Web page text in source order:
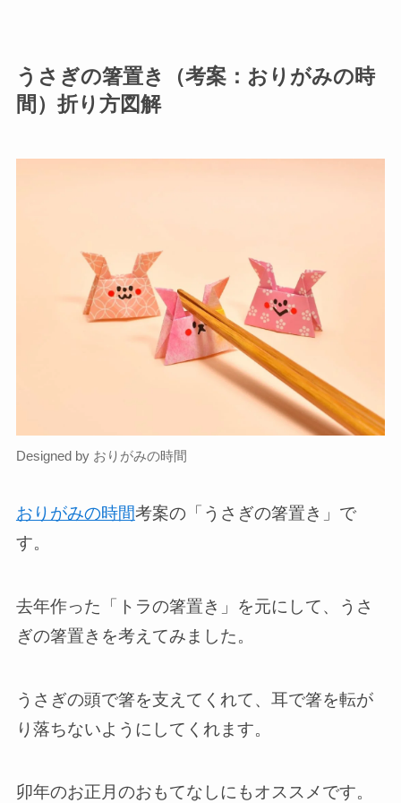
うさぎの箸置き（考案：おりがみの時
間）折り方図解
Designed by おりがみの時間
おりがみの時間考案の「うさぎの箸置き」で
す。
去年作った「トラの箸置き」を元にして、うさ
ぎの箸置きを考えてみました。
うさぎの頭で箸を支えてくれて、耳で箸を転が
り落ちないようにしてくれます。
卯年のお正月のおもてなしにもオススメです。